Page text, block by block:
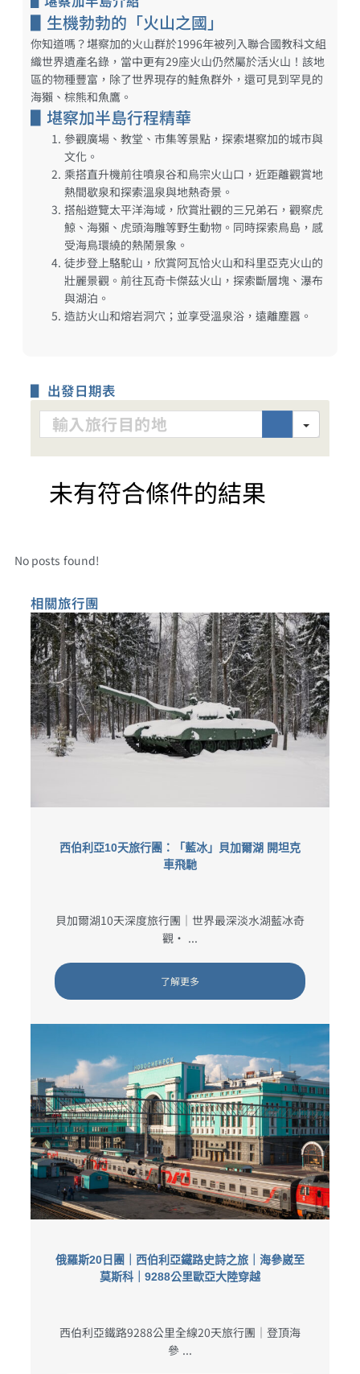
▋生機勃勃的「火山之國」
你知道嗎？堪察加的火山群於1996年被列入聯合國教科文組
織世界遺產名錄，當中更有29座火山仍然屬於活火山！該地
區的物種豐富，除了世界現存的鮭魚群外，還可見到罕見的
海獺、棕熊和魚鷹。
▋堪察加半島行程精華
參觀廣場、教堂、市集等景點，探索堪察加的城市與
文化。
乘搭直升機前往噴泉谷和烏宗火山口，近距離觀賞地
熱間歇泉和探索溫泉與地熱奇景。
搭船遊覽太平洋海域，欣賞壯觀的三兄弟石，觀察虎
鯨、海獺、虎頭海雕等野生動物。同時探索鳥島，感
受海鳥環繞的熱鬧景象。
徒步登上駱駝山，欣賞阿瓦恰火山和科里亞克火山的
壯麗景觀。前往瓦奇卡傑茲火山，探索斷層塊、瀑布
與湖泊。
造訪火山和熔岩洞穴；並享受溫泉浴，遠離塵囂。
▋ 出發日期表
Search
未有符合條件的結果
No posts found!
相關旅行團​
西伯利亞10天旅行團：「藍冰」貝加爾湖 開坦克
車飛馳
貝加爾湖10天深度旅行團｜世界最深淡水湖藍冰奇
觀・ ...
了解更多
俄羅斯20日團｜西伯利亞鐵路史詩之旅｜海參崴至
莫斯科｜9288公里歐亞大陸穿越
西伯利亞鐵路9288公里全線20天旅行團｜登頂海
參 ...